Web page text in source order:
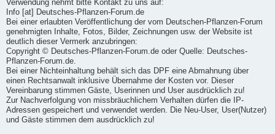
Verwendung nehmt bitte Kontakt zu uns auf:
Info [at] Deutsches-Pflanzen-Forum.de
Bei einer erlaubten Veröffentlichung der vom Deutschen-Pflanzen-Forum
genehmigten Inhalte, Fotos, Bilder, Zeichnungen usw. der Website ist
deutlich dieser Vermerk anzubringen:
Copyright © Deutsches-Pflanzen-Forum.de oder Quelle: Deutsches-
Pflanzen-Forum.de.
Bei einer Nichteinhaltung behält sich das DPF eine Abmahnung über
einen Rechtsanwalt inklusive Übernahme der Kosten vor. Dieser
Vereinbarung stimmen Gäste, Userinnen und User ausdrücklich zu!
Zur Nachverfolgung von missbräuchlichem Verhalten dürfen die IP-
Adressen gespeichert und verwendet werden. Die Neu-User, User(Nutzer)
und Gäste stimmen dem ausdrücklich zu!